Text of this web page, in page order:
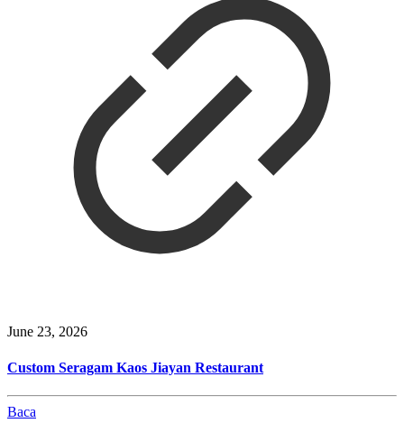
June 23, 2026
Custom Seragam Kaos Jiayan Restaurant
Baca